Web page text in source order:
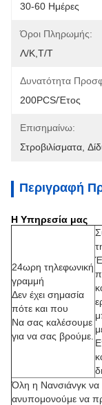
30-60 Ημέρες
Όροι Πληρωμής:
Λ/Κ,Τ/Τ
Δυνατότητα
200PCS/έτος
Επισημαίνω:
Στροβιλίσματα
Περιγραφή
Η Υπηρεσία μας
24ωρη τηλεφωνική
γραμμή
Δεν έχει σημασία
πότε και που
Να σας καλέσουμε
για να σας βρούμε.
Όλη η Νανσιάνγκ να
ανυπομονούμε να